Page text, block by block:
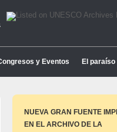
y Eventos El paraíso
NUEVA GRAN FUENTE
EN EL ARCHIVO DE LA